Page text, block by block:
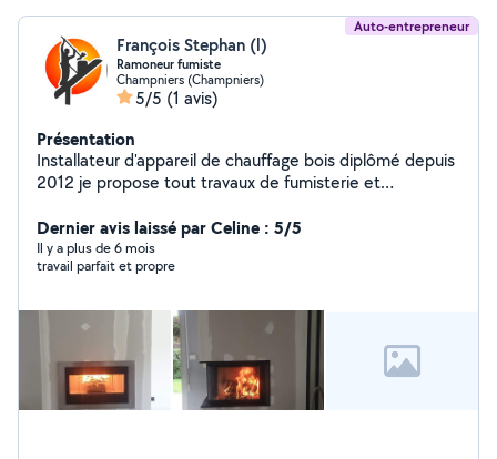
Auto-entrepreneur
François Stephan (l)
Ramoneur fumiste
Champniers (Champniers)
5/5 (1 avis)
Présentation
Installateur d'appareil de chauffage bois diplômé depuis
2012 je propose tout travaux de fumisterie et
Cheminées sur mesure -Tubage de cheminées -
Ramonage -Entretien de poêle à granulés -Entretien de
chaudière fioul Jai un CAP de metallier serrurier soudeur
Corp de métier je suis très bricoleur.
Dernier avis laissé par Celine : 5/5
Il y a plus de 6 mois
travail parfait et propre